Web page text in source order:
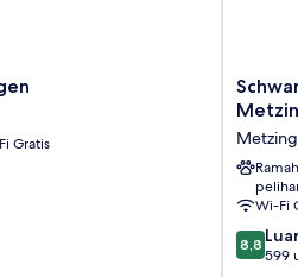
Gratis
&
Wi-Fi
8.8
dari
8,8
599